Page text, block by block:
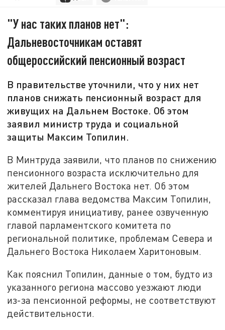
"У нас таких планов нет":
Дальневосточникам оставят
общероссийский пенсионный возраст
В правительстве уточнили, что у них нет
планов снижать пенсионный возраст для
живущих на Дальнем Востоке. Об этом
заявил министр труда и социальной
защиты Максим Топилин.
В Минтруда заявили, что планов по снижению
пенсионного возраста исключительно для
жителей Дальнего Востока нет. Об этом
рассказал глава ведомства Максим Топилин,
комментируя инициативу, ранее озвученную
главой парламентского комитета по
региональной политике, проблемам Севера и
Дальнего Востока Николаем Харитоновым.
Как пояснил Топилин, данные о том, будто из
указанного региона массово уезжают люди
из-за пенсионной реформы, не соответствуют
действительности.